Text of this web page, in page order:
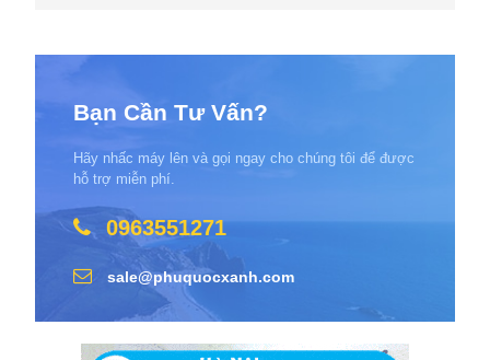
Bạn Cần Tư Vấn?
Hãy nhấc máy lên và gọi ngay cho chúng tôi để được
hỗ trợ miễn phí.
0963551271
sale@phuquocxanh.com